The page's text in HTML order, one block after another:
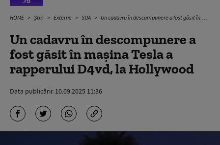
HOME Știri Externe SUA Un cadavru în descompunere a fost găsit în maşina Tesla a rapperului D4vd, la Hollywood
Un cadavru în descompunere a
fost găsit în maşina Tesla a
rapperului D4vd, la Hollywood
Data publicării: 10.09.2025 11:36